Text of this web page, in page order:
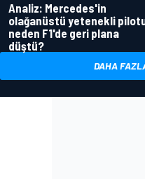
Analiz: Mercedes'in
olağanüstü yetenekli
neden F1'de geri plana
düştü?
DAHA